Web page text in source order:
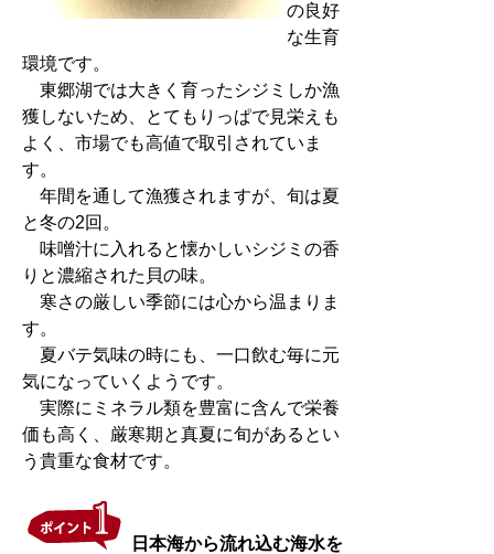
の良好
な生育
環境です。
東郷湖では大きく育ったシジミしか漁
獲しないため、とてもりっぱで見栄えも
よく、市場でも高値で取引されていま
す。
年間を通して漁獲されますが、旬は夏
と冬の2回。
味噌汁に入れると懐かしいシジミの香
りと濃縮された貝の味。
寒さの厳しい季節には心から温まりま
す。
夏バテ気味の時にも、一口飲む毎に元
気になっていくようです。
実際にミネラル類を豊富に含んで栄養
価も高く、厳寒期と真夏に旬があるとい
う貴重な食材です。
日本海から流れ込む海水を